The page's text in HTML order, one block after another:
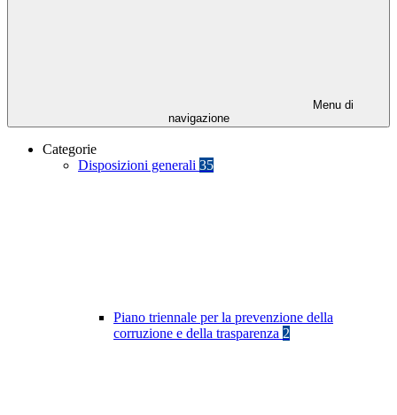
Menu di
navigazione
Categorie
Disposizioni generali 35
Piano triennale per la prevenzione della
corruzione e della trasparenza 2